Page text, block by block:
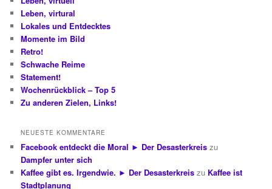
Leben, virtural
Lokales und Entdecktes
Momente im Bild
Retro!
Schwache Reime
Statement!
Wochenrückblick – Top 5
Zu anderen Zielen, Links!
NEUESTE KOMMENTARE
Facebook entdeckt die Moral ► Der Desasterkreis zu
Dampfer unter sich
Kaffee gibt es. Irgendwie. ► Der Desasterkreis zu Kaffee ist
Stadtplanung